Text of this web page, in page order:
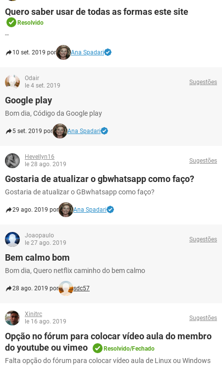
Quero saber usar de todas as formas este site
Resolvido
--
10 set. 2019 por Ana Spadari
Odair
le 4 set. 2019
Sugestões
Google play
Bom dia, Código da Google play
5 set. 2019 por Ana Spadari
Hevellyn16
le 28 ago. 2019
Sugestões
Gostaria de atualizar o gbwhatsapp como faço?
Gostaria de atualizar o GBwhatsapp como faço?
29 ago. 2019 por Ana Spadari
Joaopaulo
le 27 ago. 2019
Sugestões
Bem calmo bom
Bom dia, Quero netflix caminho do bem calmo
28 ago. 2019 por sdc57
Xinitrc
le 16 ago. 2019
Sugestões
Opção no fórum para colocar vídeo aula do membro
do youtube ou vimeo
Resolvido/Fechado
Falta opção do fórum para colocar vídeo aula de Linux ou Windows